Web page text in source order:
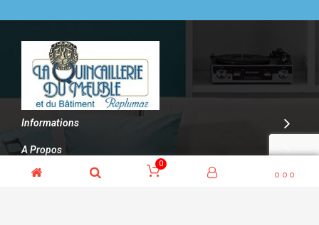
Informations
A Propos
Contact
0